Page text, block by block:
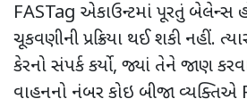
FASTag એકાઉન્ટમાં પૂરતું બેલેન્સ
ચૂકવણીની પ્રક્રિયા થઈ શકી નહીં.
કેરનો સંપર્ક કર્યો, જ્યાં તેને જાણ
વાહનનો નંબર કોઇ બીજા વ્યક્તિએ